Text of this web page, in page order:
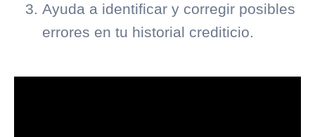
Ayuda a identificar y corregir posibles
errores en tu historial crediticio.